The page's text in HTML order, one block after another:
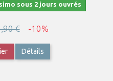
sous 2 jours ouvrés
€ -10%
Détails